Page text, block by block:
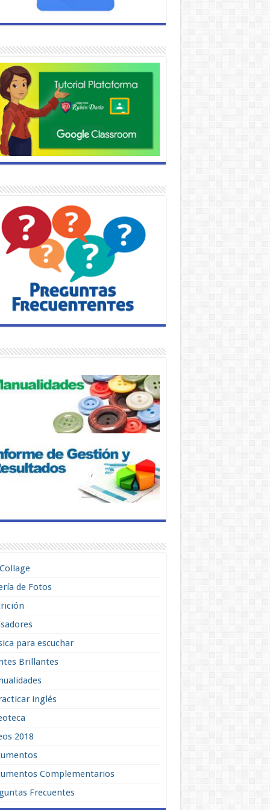
de Fotos
para escuchar
Brillantes
inglés
2018
Complementarios
Frecuentes